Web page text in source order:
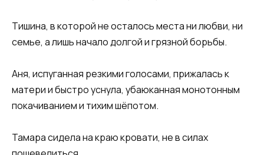
Тишина, в которой не осталось места ни любви, ни
семье, а лишь начало долгой и грязной борьбы.
Аня, испуганная резкими голосами, прижалась к
матери и быстро уснула, убаюканная монотонным
покачиванием и тихим шёпотом.
Тамара сидела на краю кровати, не в силах